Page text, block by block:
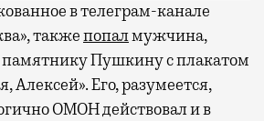
в телеграм-канале
такжепопалмужчина,
Пушкину с плакатом
Алексей». Его, разумеется,
ОМОН действовал и в